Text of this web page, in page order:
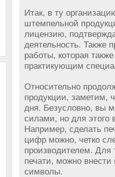
Итак, в ту
штемпельной
лицензию,
деятельность. Также
работы, которая
практикующим
Относительно
продукции, заметим,
дня. Безусловно, вы
силами, но для этого
Например, сделать
цифр можно, четко
производителем. Для
печати, можно внести
символы.